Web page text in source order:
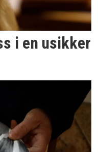
i en usikker